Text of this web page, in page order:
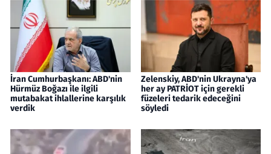
İran Cumhurbaşkanı: ABD'nin
Hürmüz Boğazı ile ilgili
mutabakat ihlallerine karşılık
verdik
Zelenskiy, ABD'nin Ukrayna'ya
her ay PATRİOT için gerekli
füzeleri tedarik edeceğini
söyledi